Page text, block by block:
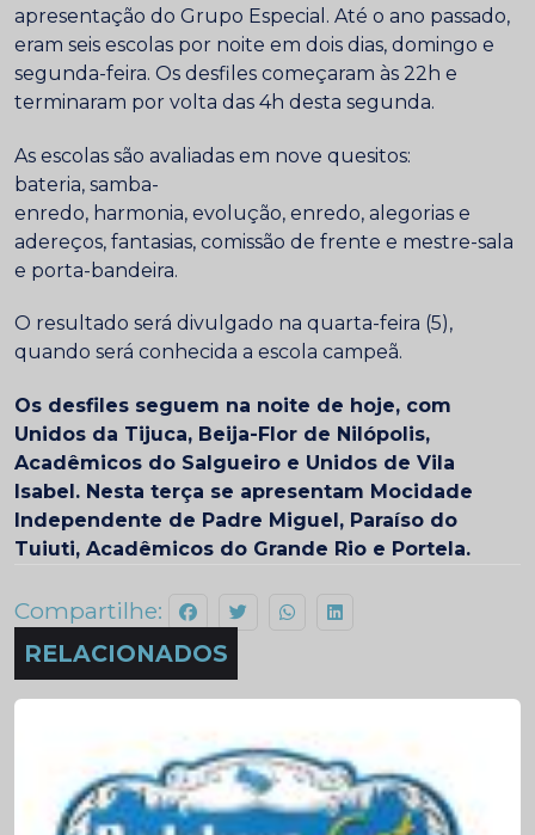
apresentação do Grupo Especial. Até o ano passado,
eram seis escolas por noite em dois dias, domingo e
segunda-feira. Os desfiles começaram às 22h e
terminaram por volta das 4h desta segunda.
As escolas são avaliadas em nove quesitos:
bateria, samba-
enredo, harmonia, evolução, enredo, alegorias e
adereços, fantasias, comissão de frente e mestre-sala
e porta-bandeira.
O resultado será divulgado na quarta-feira (5),
quando será conhecida a escola campeã.
Os desfiles seguem na noite de hoje, com
Unidos da Tijuca, Beija-Flor de Nilópolis,
Acadêmicos do Salgueiro e Unidos de Vila
Isabel. Nesta terça se apresentam Mocidade
Independente de Padre Miguel, Paraíso do
Tuiuti, Acadêmicos do Grande Rio e Portela.
Compartilhe:
RELACIONADOS